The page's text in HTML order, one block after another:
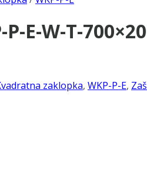
E-W-T-
zaklopka, WKP-P-E,